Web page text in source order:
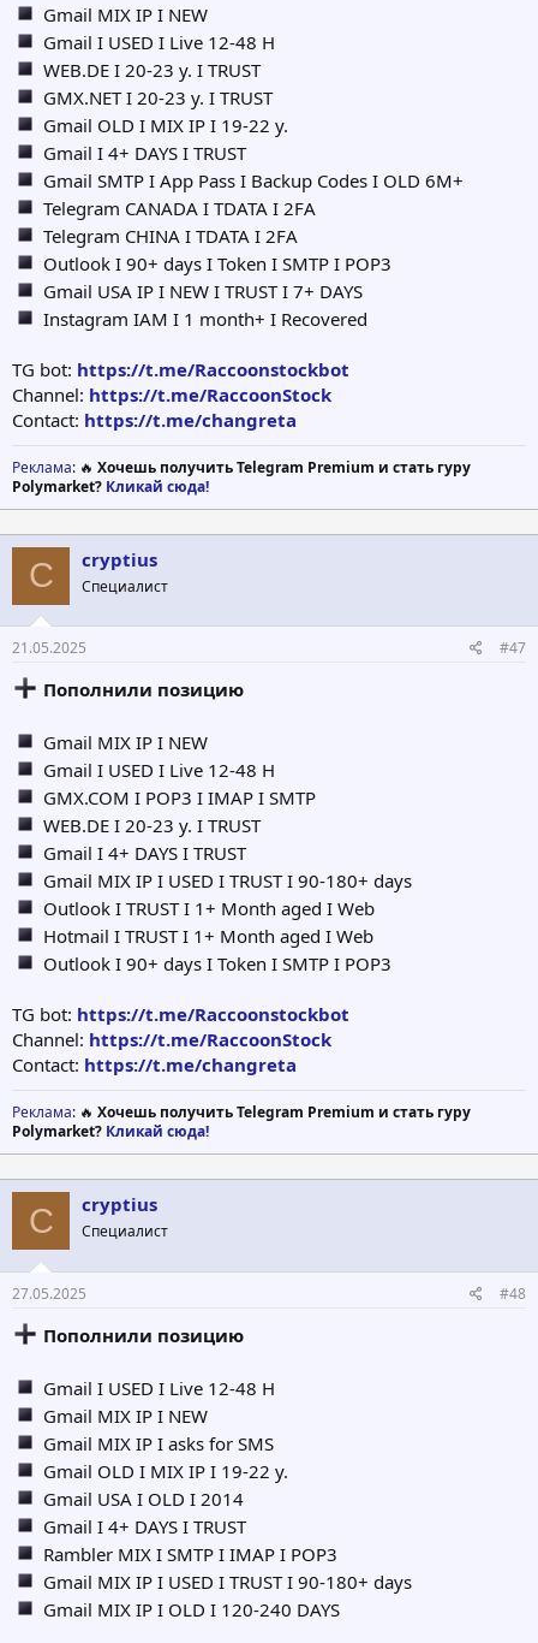
Gmail MIX IP I NEW
Gmail I USED I Live 12-48 H
WEB.DE I 20-23 y. I TRUST
GMX.NET I 20-23 y. I TRUST
Gmail OLD I MIX IP I 19-22 y.
Gmail I 4+ DAYS I TRUST
Gmail SMTP I App Pass I Backup Codes I OLD 6M+
Telegram CANADA I TDATA I 2FA
Telegram CHINA I TDATA I 2FA
Outlook I 90+ days I Token I SMTP I POP3
Gmail USA IP I NEW I TRUST I 7+ DAYS
Instagram IAM I 1 month+ I Recovered
TG bot: https://t.me/Raccoonstockbot
Channel: https://t.me/RaccoonStock
Contact: https://t.me/changreta
Реклама: 🔥 Хочешь получить Telegram Premium и стать гуру
Polymarket? Кликай сюда!
C cryptius
Специалист
21.05.2025 #47
Пополнили позицию
Gmail MIX IP I NEW
Gmail I USED I Live 12-48 H
GMX.COM I POP3 I IMAP I SMTP
WEB.DE I 20-23 y. I TRUST
Gmail I 4+ DAYS I TRUST
Gmail MIX IP I USED I TRUST I 90-180+ days
Outlook I TRUST I 1+ Month aged I Web
Hotmail I TRUST I 1+ Month aged I Web
Outlook I 90+ days I Token I SMTP I POP3
TG bot: https://t.me/Raccoonstockbot
Channel: https://t.me/RaccoonStock
Contact: https://t.me/changreta
Реклама: 🔥 Хочешь получить Telegram Premium и стать гуру
Polymarket? Кликай сюда!
C cryptius
Специалист
27.05.2025 #48
Пополнили позицию
Gmail I USED I Live 12-48 H
Gmail MIX IP I NEW
Gmail MIX IP I asks for SMS
Gmail OLD I MIX IP I 19-22 y.
Gmail USA I OLD I 2014
Gmail I 4+ DAYS I TRUST
Rambler MIX I SMTP I IMAP I POP3
Gmail MIX IP I USED I TRUST I 90-180+ days
Gmail MIX IP I OLD I 120-240 DAYS